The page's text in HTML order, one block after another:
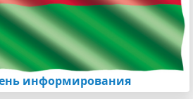
информирования